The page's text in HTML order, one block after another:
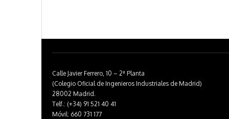
Calle Javier Ferrero, 10 – 2ª Planta
(Colegio Oficial de Ingenieros Industriales de Madrid)
28002 Madrid.
Telf.: (+34) 91 521 40 41
Móvil: 660 731 177